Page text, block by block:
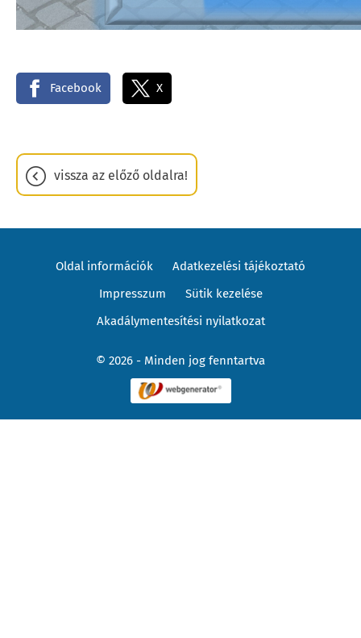
Facebook X
vissza az előző oldalra!
© 2026 - Minden jog fenntartva
Oldal információk
Adatkezelési tájékoztató
Impresszum
Sütik kezelése
Akadálymentesítési nyilatkozat